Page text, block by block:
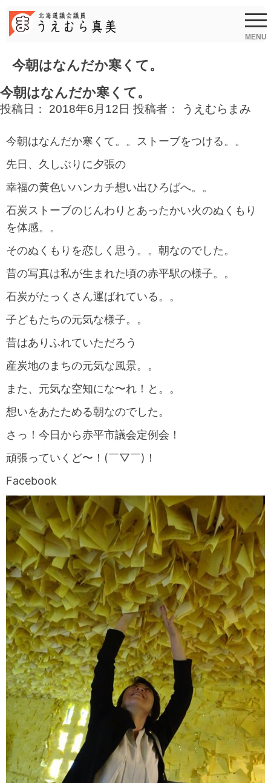
content
MENU
今朝はなんだか寒くて。
今朝はなんだか寒くて。
投稿日： 2018年6月12日 投稿者： うえむらまみ
今朝はなんだか寒くて。。ストーブをつける。。
先日、久しぶりに夕張の
幸福の黄色いハンカチ想い出ひろばへ。。
石炭ストーブのじんわりとあったかい火のぬくもり
を体感。。
そのぬくもりを恋しく思う。。朝なのでした。
昔の写真は私が生まれた頃の赤平駅の様子。。
石炭がたっくさん運ばれている。。
子どもたちの元気な様子。。
昔はありふれていただろう
産炭地のまちの元気な風景。。
また、元気な空知にな〜れ！と。。
想いをあたためる朝なのでした。
さっ！今日から赤平市議会定例会！
頑張っていくど〜！(￣▽￣)！
Facebook